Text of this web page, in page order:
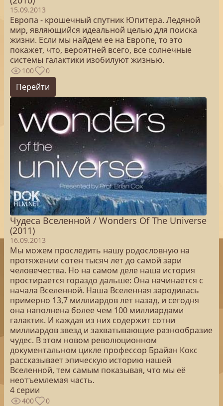
15.09.2013
Европа - крошечный спутник Юпитера. Ледяной
мир, являющийся идеальной целью для поиска
жизни. Если мы найдем ее на Европе, то это
покажет, что, вероятней всего, все солнечные
системы галактики изобилуют жизнью.
100 0
Перейти
Чудеса Вселенной / Wonders Of The Universe
(2011)
16.09.2013
Мы можем проследить нашу родословную на
протяжении сотен тысяч лет до самой зари
человечества. Но на самом деле наша история
простирается гораздо дальше: Она начинается с
начала Вселенной. Наша Вселенная зародилась
примерно 13,7 миллиардов лет назад, и сегодня
она наполнена более чем 100 миллиардами
галактик. И каждая из них содержит сотни
миллиардов звезд и захватывающие разнообразие
чудес. В этом новом революционном
документальном цикле профессор Брайан Кокс
рассказывает эпическую историю нашей
Вселенной, тем самым показывая, что мы её
неотъемлемая часть.
4 серии
400 0